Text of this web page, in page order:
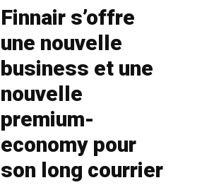
Finnair s’offre
une nouvelle
business et une
nouvelle
premium-
economy pour
son long courrier